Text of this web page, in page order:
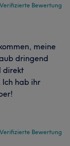
Verifizierte Bewertung
meine
dringend
direkt
hab ihr
Verifizierte Bewertung